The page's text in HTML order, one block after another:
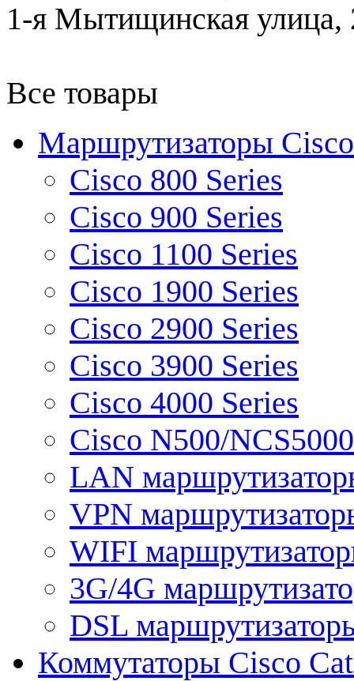
1-я Мытищинская улица,
Все товары
Маршрутизаторы Cisco
Cisco 800 Series
Cisco 900 Series
Cisco 1100 Series
Cisco 1900 Series
Cisco 2900 Series
Cisco 3900 Series
Cisco 4000 Series
Cisco N500/
LAN
VPN
WIFI
3G/4G
DSL
Коммутаторы Cisco